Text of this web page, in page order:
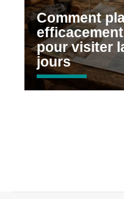
Comment
pour visiter
jours